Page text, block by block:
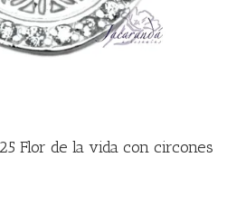
Flor de la vida con circones